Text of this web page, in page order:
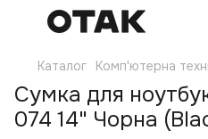
Каталог Комп'ютерна
Сумка для
074 14" Чорна